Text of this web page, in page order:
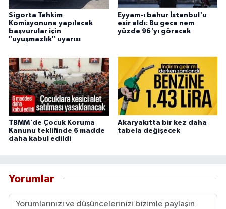
Sigorta Tahkim
Komisyonuna yapılacak
başvurular için
"uyuşmazlık" uyarısı
Eyyam-ı bahur İstanbul'u
esir aldı: Bu gece nem
yüzde 96'yı görecek
TBMM'de Çocuk Koruma
Kanunu teklifinde 6 madde
daha kabul edildi
Akaryakıtta bir kez daha
tabela değişecek
Yorumlar